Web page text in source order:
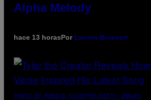
Alpha Melody
hace 13 horasPor Lauren Boisvert
PHOTO BY MONICA SCHIPPER/GETTY IMAGES